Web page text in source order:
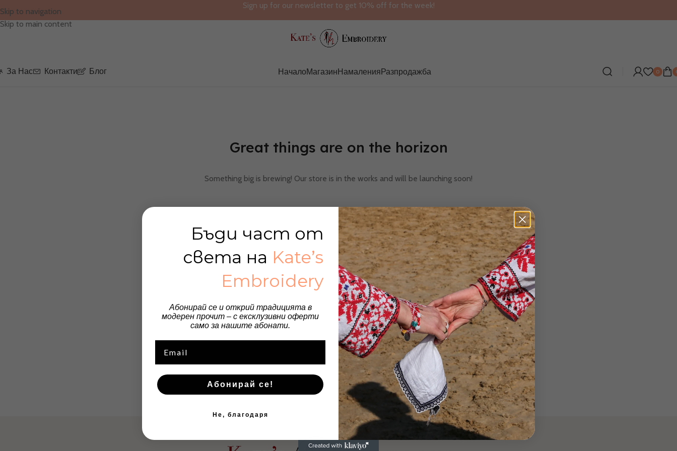
Skip to navigation
Skip to main content
Sign up for our newsletter to get 10% off for the week!
За Нас Контакти Блог НачалоМагазинНамаленияРазпродажба 0
Great things are on the horizon
Something big is brewing! Our store is in the works and will be launching soon!
Бъди част от
света на Kate’s
Embroidery
Абонирай се и открий традицията в
модерен прочит – с ексклузивни оферти
само за нашите абонати.
Абонирай се!
Не, благодаря